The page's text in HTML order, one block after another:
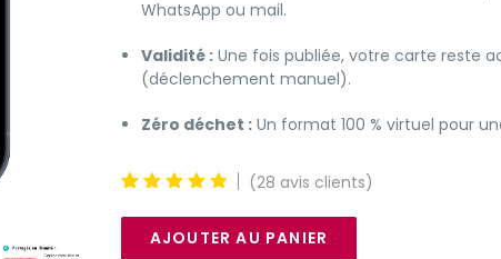
WhatsApp ou mail.
Validité :Une fois publiée, votre carte reste
(déclenchement manuel).
Zéro déchet :Un format 100 % virtuel pour
ofbasé
sur les
(28 avis clients)
AJOUTER AU PANIER